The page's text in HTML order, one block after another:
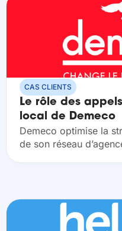
CAS CLIENTS
Le rôle des
local de Demeco
Demeco optimise la
de son réseau